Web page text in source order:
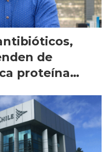
de
proteína